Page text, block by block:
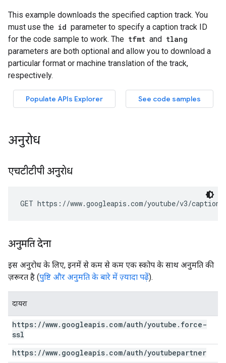
अनुरोध
एचटीटीपी अनुरोध
GET https://www.googleapis.com/youtube/v3/
अनुमति देना
इस अनुरोध के लिए, इनमें से कम से कम एक स्कोप के साथ अनुमति की
ज़रूरत है (पुष्टि और अनुमति के बारे में ज़्यादा पढ़ें).
दायरा
https: //www. googleapis. com/auth/youtube . force-
ssl
https: //www. googleapis. com/auth/youtubepartner